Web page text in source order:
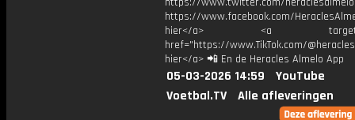
https://www.facebook.com/
hier</a> <a
href="https://www.TikTok.com/
hier</a> 📲 En de Heracles Almelo App
05-03-2026 14:59
YouTube
Voetbal.TV
Alle afleveringen